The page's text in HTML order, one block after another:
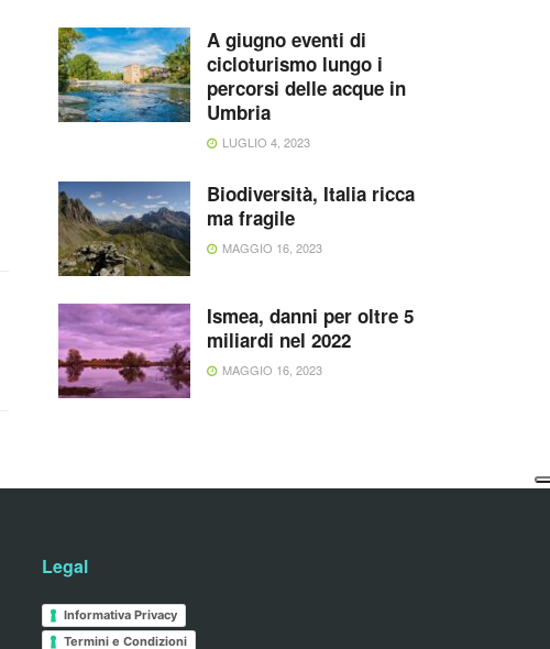
A giugno eventi di
cicloturismo lungo i
percorsi delle acque in
Umbria
LUGLIO 4, 2023
Biodiversità, Italia ricca
ma fragile
MAGGIO 16, 2023
Ismea, danni per oltre 5
miliardi nel 2022
MAGGIO 16, 2023
Legal
Informativa Privacy
Termini e Condizioni